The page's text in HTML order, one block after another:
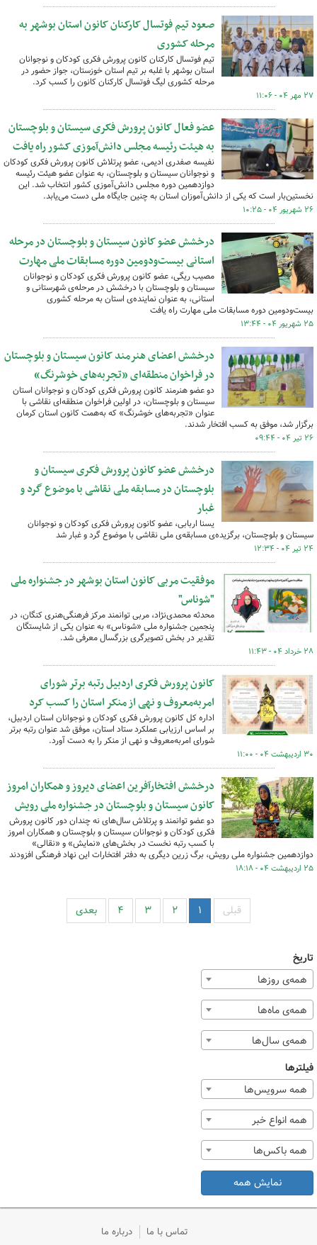
صعود تیم فوتسال کارکنان کانون استان بوشهر به
مرحله کشوری
تیم فوتسال کارکنان کانون پرورش فکری کودکان و نوجوانان
استان بوشهر با غلبه بر تیم استان خوزستان، جواز حضور در
مرحله کشوری لیگ فوتسال کارکنان کانون را کسب کرد.
۲۷ مهر ۰۴ - ۱۱:۰۶
عضو فعال کانون پرورش فکری سیستان و بلوچستان
به هیئت رئیسه مجلس دانش‌آموزی کشور راه یافت
نفیسه صفدری ادیمی، عضو پرتلاش کانون پرورش فکری کودکان
و نوجوانان سیستان و بلوچستان، به عنوان عضو هیئت رئیسه
دوازدهمین دوره مجلس دانش‌آموزی کشور انتخاب شد. این
نخستین‌بار است که یکی از دانش‌آموزان استان به چنین جایگاه ملی دست می‌یابد.
۲۶ شهریور ۰۴ - ۱۰:۲۵
درخشش عضو کانون سیستان و بلوچستان در مرحله
استانی بیست‌ودومین دوره مسابقات ملی مهارت
مصیب ریگی، عضو کانون پرورش فکری کودکان و نوجوانان
سیستان و بلوچستان با درخشش در مرحله‌ی شهرستانی و
استانی، به عنوان نماینده‌ی استان به مرحله کشوری
بیست‌ودومین دوره مسابقات ملی مهارت راه یافت
۲۵ شهریور ۰۴ - ۱۳:۴۴
درخشش اعضای هنرمند کانون سیستان و بلوچستان
در فراخوان منطقه‌ای «تجربه‌های خوشرنگ»
دو عضو هنرمند کانون پرورش فکری کودکان و نوجوانان استان
سیستان و بلوچستان، در اولین فراخوان منطقه‌ای نقاشی با
عنوان «تجربه‌های خوشرنگ» که به‌همت کانون استان کرمان
برگزار شد، موفق به کسب افتخار شدند.
۲۶ تیر ۰۴ - ۰۹:۴۴
درخشش عضو کانون پرورش فکری سیستان و
بلوچستان در مسابقه ملی نقاشی با موضوع گرد و
غبار
یسنا اربابی، عضو کانون پرورش فکری کودکان و نوجوانان
سیستان و بلوچستان، برگزیده‌ی مسابقه‌ی ملی نقاشی با موضوع گرد و غبار شد
۲۴ تیر ۰۴ - ۱۲:۳۴
موفقیت مربی کانون استان بوشهر در جشنواره ملی
"شوناس"
محدثه محمدی‌نژاد، مربی توانمند مرکز فرهنگی‌هنری کنگان، در
پنجمین جشنواره ملی «شوناس» به عنوان یکی از شایستگان
تقدیر در بخش تصویرگری بزرگسال معرفی شد.
۲۸ خرداد ۰۴ - ۱۱:۴۳
کانون پرورش فکری اردبیل رتبه برتر شورای
امربه‌معروف و نهی از منکر استان را کسب کرد
اداره کل کانون پرورش فکری کودکان و نوجوانان استان اردبیل،
بر اساس ارزیابی عملکرد ستاد استان، موفق شد عنوان رتبه برتر
شورای امربه‌معروف و نهی از منکر را به دست آورد.
۳۰ اردیبهشت ۰۴ - ۱۱:۰۰
درخشش افتخارآفرین اعضای دیروز و همکاران امروز
کانون سیستان و بلوچستان در جشنواره ملی رویش
دو عضو توانمند و پرتلاش سال‌های نه چندان دور کانون پرورش
فکری کودکان و نوجوانان سیستان و بلوچستان و همکاران امروز
با کسب رتبه نخست در بخش‌های «نمایش» و «نقالی»
دوازدهمین جشنواره ملی رویش، برگ زرین دیگری به دفتر افتخارات این نهاد فرهنگی افزودند
۲۵ اردیبهشت ۰۴ - ۱۸:۱۸
قبلی ۱ ۲ ۳ ۴ بعدی
تاریخ
همه‌ی روزها
همه‌ی ماه‌ها
همه‌ی سال‌ها
فیلترها
همه سرویس‌ها
همه انواع خبر
همه باکس‌ها
نمایش همه
تماس با ما درباره ما